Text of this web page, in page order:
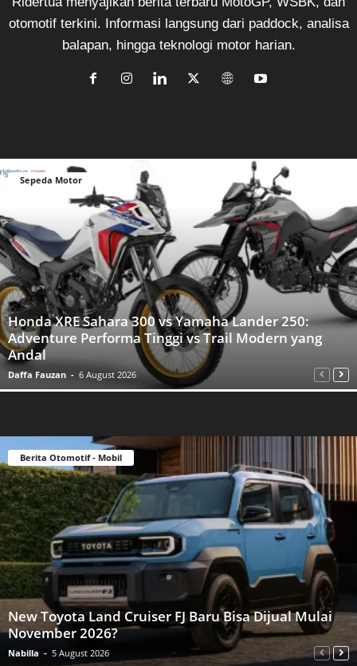
otomotif terkini. Informasi langsung dari paddock, analisa
balapan, hingga teknologi motor harian.
Sepeda Motor
Honda XRE Sahara 300 vs Yamaha Lander 250:
Adventure Performa Tinggi vs Trail Modern yang
Andal
Daffa Fauzan - 6 August 2026
Berita Otomotif - Mobil
New Toyota Land Cruiser FJ Baru Bisa Dijual Mulai
November 2026?
Nabilla - 5 August 2026